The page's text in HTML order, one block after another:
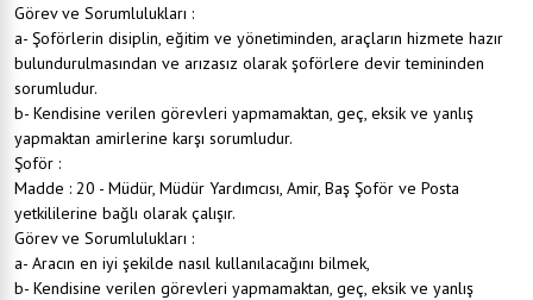
Görev ve Sorumlulukları :
a- Şoförlerin disiplin, eğitim ve yönetiminden, araçların hizmete hazır
bulundurulmasından ve arızasız olarak şoförlere devir temininden
sorumludur.
b- Kendisine verilen görevleri yapmamaktan, geç, eksik ve yanlış
yapmaktan amirlerine karşı sorumludur.
Şoför :
Madde : 20 - Müdür, Müdür Yardımcısı, Amir, Baş Şoför ve Posta
yetkililerine bağlı olarak çalışır.
Görev ve Sorumlulukları :
a- Aracın en iyi şekilde nasıl kullanılacağını bilmek,
b- Kendisine verilen görevleri yapmamaktan, geç, eksik ve yanlış